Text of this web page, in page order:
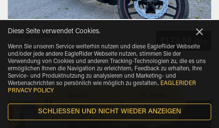
V-Rod Night Rod Special
Miami, Florida
Ausgeliehen vonKelly S.
ANZEIGEN
NACH
Diese Seite verwendet Cookies.
Wenn Sie unseren Service weiterhin nutzen und diese EagleRider Webseite
und/oder jede andere EagleRider Webseite nutzen, stimmen Sie der
Verwendung von Cookies und anderen Tracking-Technologien zu, die es uns
ermöglichen Ihnen die Navigation zu erleichtern, Feedback zu erhalten, Ihre
Service- und Produktnutzung zu analysieren und Marketing- und
Werbenachrichten so persönlich wie möglich zu gestalten.. EAGLERIDER
PRIVACY POLICY
SCHLIESSEN UND NICHT WIEDER ANZEIGEN